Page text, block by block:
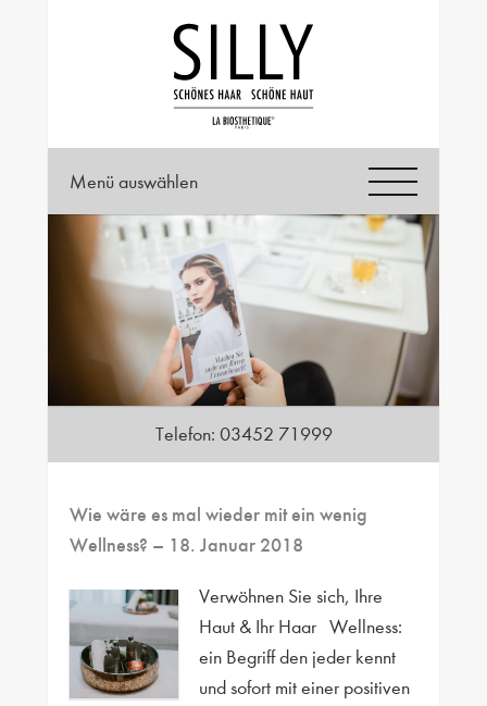
Menü auswählen
Telefon: 03452 71999
Wie wäre es mal wieder mit ein wenig
Wellness? – 18. Januar 2018
Verwöhnen Sie sich, Ihre
Haut & Ihr Haar Wellness:
ein Begriff den jeder kennt
und sofort mit einer positiven